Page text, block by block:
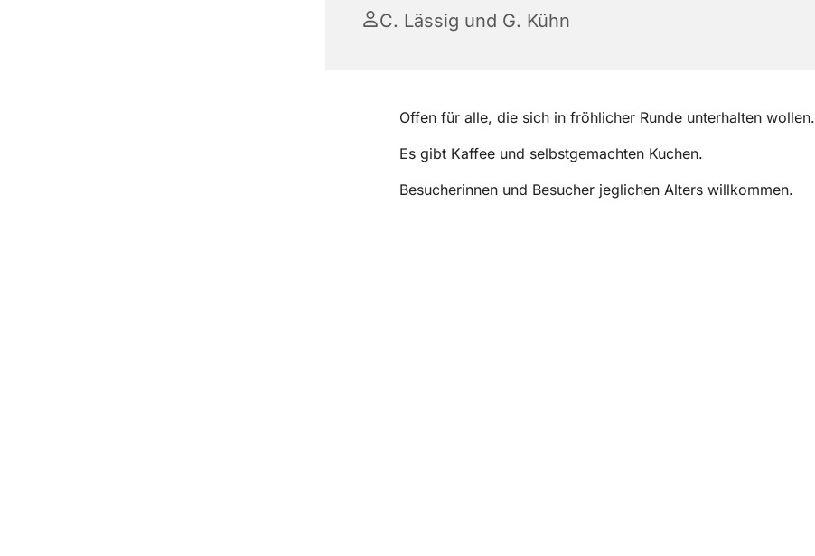
C. Lässig und G. Kühn
Offen für alle, die sich in fröhlicher Runde unterhalten wollen.
Es gibt Kaffee und selbstgemachten Kuchen.
Besucherinnen und Besucher jeglichen Alters willkommen.